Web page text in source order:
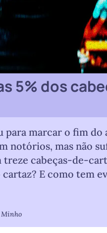
5% dos
para marcar o fim
notórios, mas não
cabeças-de-
E como tem
Minho